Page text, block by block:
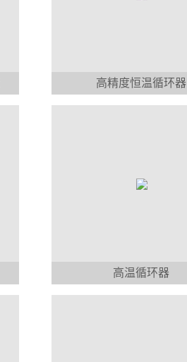
高精度恒温循环器
高温循环器